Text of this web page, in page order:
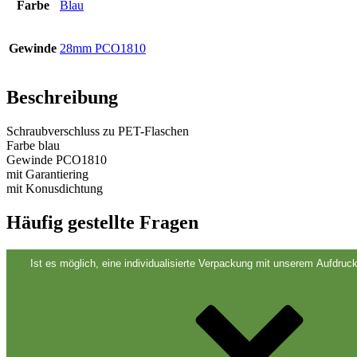
Dosen(73)
Farbe Blau
Gewinde 28mm PCO1810
Beschreibung
Schraubverschluss zu PET-Flaschen
Farbe blau
Gewinde PCO1810
mit Garantiering
mit Konusdichtung
Häufig gestellte Fragen
Ist es möglich, eine individualisierte Verpackung mit unserem